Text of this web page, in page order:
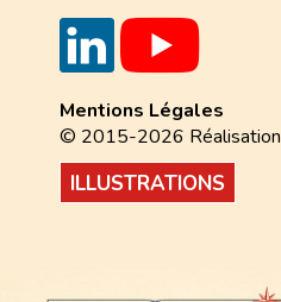
Mentions Légales
© 2015-2026 Réalisation
ILLUSTRATIONS